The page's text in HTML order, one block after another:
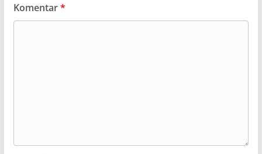
Komentar*